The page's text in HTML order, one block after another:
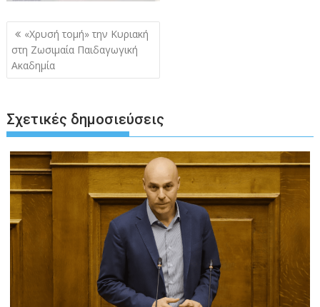
Πλοήγηση
άρθρων
«Χρυσή τομή» την Κυριακή
στη Ζωσιμαία Παιδαγωγική
Ακαδημία
Σχετικές δημοσιεύσεις